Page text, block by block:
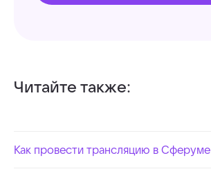
Читайте также:
Как провести трансляцию в